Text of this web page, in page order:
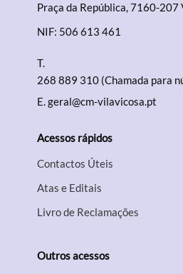
Praça da República, 7160-207
NIF: 506 613 461
T.
268 889 310 (Chamada para
E.geral@cm-vilavicosa.pt
Acessos rápidos
Contactos Úteis
Atas e Editais
Livro de Reclamações
Outros acessos